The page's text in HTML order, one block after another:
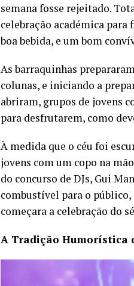
semana fosse rejeitado.
celebração académica
boa bebida, e um bom
As barraquinhas
colunas, e iniciando a
abriram, grupos de jovens
para desfrutarem, como
À medida que o céu foi
jovens com um copo na
do concurso de DJs, Gui
combustível para o
começara a celebração do
A Tradição Humorística